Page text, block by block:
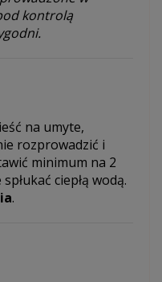
kontrolą
na umyte,
rozprowadzić i
minimum na 2
ciepłą wodą.
.